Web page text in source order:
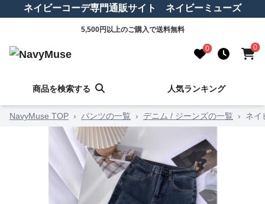
ネイビーコーデ専門通販サイト ネイビーミューズ
5,500円以上のご購入で送料無料
0 0
商品を検索する 人気ランキング
NavyMuse TOP › パンツの一覧 › デニム / ジーンズの一覧 › ネイ